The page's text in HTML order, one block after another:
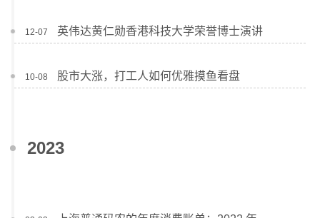
12-07 英伟达黄仁勋香港科技大学荣誉博士演讲
10-08 股市大涨，打工人如何优雅摸鱼看盘
2023